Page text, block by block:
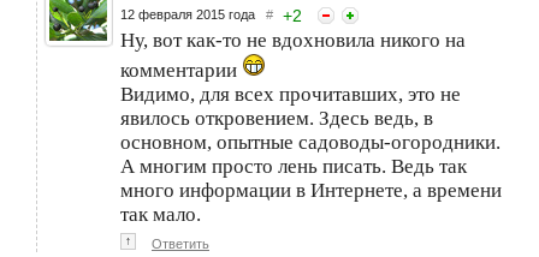
12 февраля 2015 года # +2
Ну, вот как-то не вдохновила никого на
комментарии
Видимо, для всех прочитавших, это не
явилось откровением. Здесь ведь, в
основном, опытные садоводы-огородники.
А многим просто лень писать. Ведь так
много информации в Интернете, а времени
так мало.
↑ Ответить